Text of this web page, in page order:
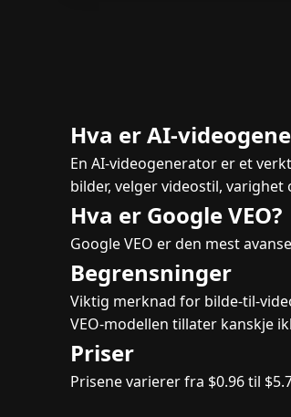
Hva er AI-
En AI-videogenerator er et
bilder, velger videostil,
Hva er Google VEO?
Google VEO er den mest
Begrensninger
Viktig merknad for bilde-til-
VEO-modellen tillater kanskje
Priser
Prisene varierer fra $0.96 til